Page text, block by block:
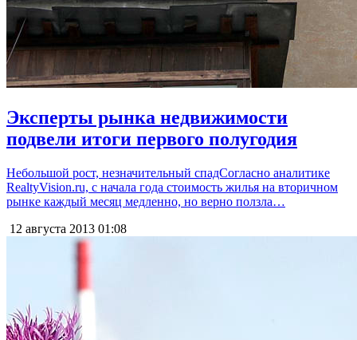
Эксперты рынка недвижимости
подвели итоги первого полугодия
Небольшой рост, незначительный спадСогласно аналитике
RealtyVision.ru, с начала года стоимость жилья на вторичном
рынке каждый месяц медленно, но верно ползла…
12 августа 2013 01:08